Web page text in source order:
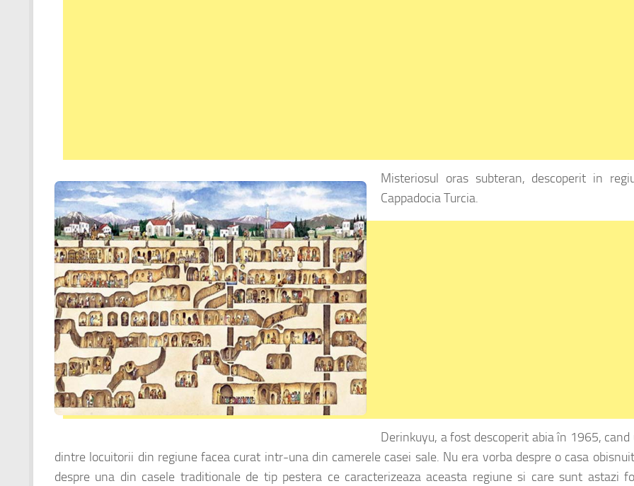
Misteriosul oras subteran, descoperit in
Cappadocia Turcia.
Derinkuyu, a fost descoperit abia în 1965, cand
dintre locuitorii din regiune facea curat intr-una din camerele casei sale. Nu era vorba despre o casa
despre una din casele traditionale de tip pestera ce caracterizeaza aceasta regiune si care sunt astazi